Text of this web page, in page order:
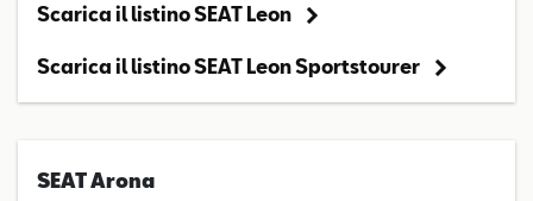
Scarica il listino SEAT Leon
Scarica il listino SEAT Leon Sportstourer
SEAT Arona